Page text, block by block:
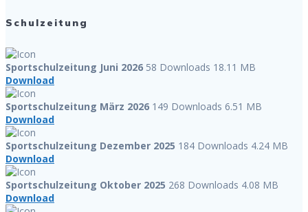
Schulzeitung
Sportschulzeitung Juni 2026 58 Downloads 18.11 MB
Download
Sportschulzeitung März 2026 149 Downloads 6.51 MB
Download
Sportschulzeitung Dezember 2025 184 Downloads 4.24 MB
Download
Sportschulzeitung Oktober 2025 268 Downloads 4.08 MB
Download